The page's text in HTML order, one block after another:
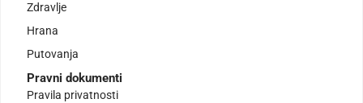
Zdravlje
Hrana
Putovanja
Pravni dokumenti
Pravila privatnosti